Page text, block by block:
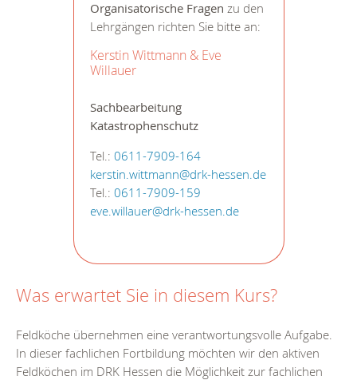
Organisatorische Fragen zu den
Lehrgängen richten Sie bitte an:
Kerstin Wittmann & Eve
Willauer
Sachbearbeitung
Katastrophenschutz
Tel.: 0611-7909-164
kerstin.wittmann@drk-hessen.de
Tel.: 0611-7909-159
eve.willauer@drk-hessen.de
Was erwartet Sie in diesem Kurs?
Feldköche übernehmen eine verantwortungsvolle Aufgabe.
In dieser fachlichen Fortbildung möchten wir den aktiven
Feldköchen im DRK Hessen die Möglichkeit zur fachlichen